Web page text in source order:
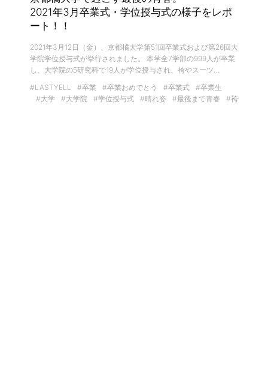
2021年3月卒業式・学位授与式の様子をレポ
ート！！
2021年3月12日（金）、京都橘大学第51回卒業式および第26回大
学院学位授与式が挙行されました。 本学全7学部の999人が卒業
し、大学院の5研究科で19人が学位授与され、袴やスーツ…
#LASTYELL
#卒業 #卒業おめでとう #卒業式
#卒業生
#大学
#大学院 #学位授与式 #晴れ姿 #最後まで青春 #袴